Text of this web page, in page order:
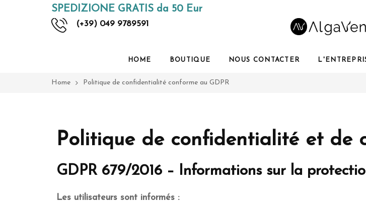
SPEDIZIONE GRATIS da 50 Eur
(+39) 049 9789591
HOME BOUTIQUE NOUS CONTACTER
Home Politique de confidentialité conforme au GDPR
Politique de confidentialité et de
GDPR 679/2016 – Informations sur la
Les utilisateurs sont informés :